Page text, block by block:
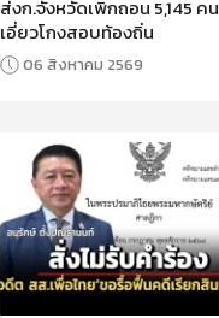
ส่งก.จังหวัดเพิกถอน 5,145 คน
เอี่ยวโกงสอบท้องถิ่น
06 สิงหาคม 2569